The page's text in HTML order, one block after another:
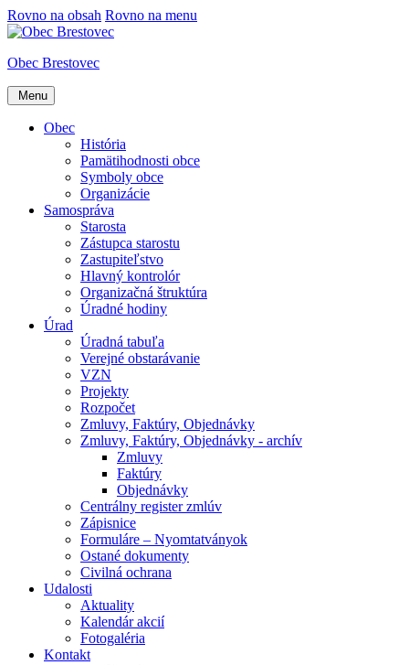
Rovno na obsah Rovno na menu
Obec Brestovec
Menu
Obec
História
Pamätihodnosti obce
Symboly obce
Organizácie
Samospráva
Starosta
Zástupca starostu
Zastupiteľstvo
Hlavný kontrolór
Organizačná štruktúra
Úradné hodiny
Úrad
Úradná tabuľa
Verejné obstarávanie
VZN
Projekty
Rozpočet
Zmluvy, Faktúry, Objednávky
Zmluvy, Faktúry, Objednávky - archív
Zmluvy
Faktúry
Objednávky
Centrálny register zmlúv
Zápisnice
Formuláre – Nyomtatványok
Ostané dokumenty
Civilná ochrana
Udalosti
Aktuality
Kalendár akcií
Fotogaléria
Kontakt